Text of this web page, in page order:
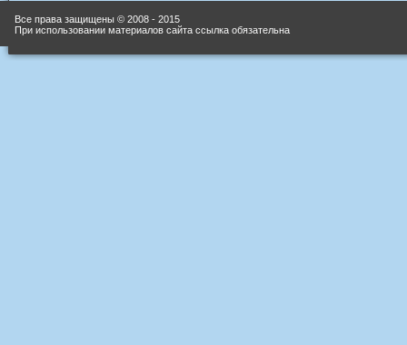
Все права защищены © 2008 - 2015
При использовании материалов сайта ссылка обязательна